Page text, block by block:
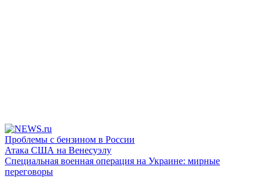
Проблемы с бензином в России
Атака США на Венесуэлу
Специальная военная операция на Украине: мирные
переговоры